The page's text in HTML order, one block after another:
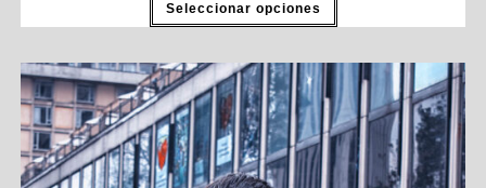
Seleccionar opciones